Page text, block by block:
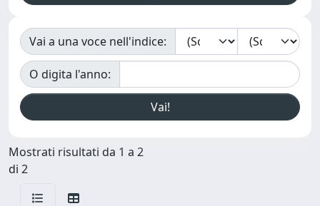
Vai a una voce nell'indice:
O digita l'anno:
Mostrati risultati da 1 a 2
di 2